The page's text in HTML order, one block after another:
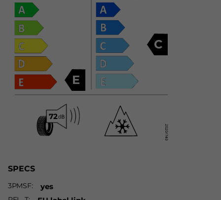
E
C
SPECS
3PMSF yes